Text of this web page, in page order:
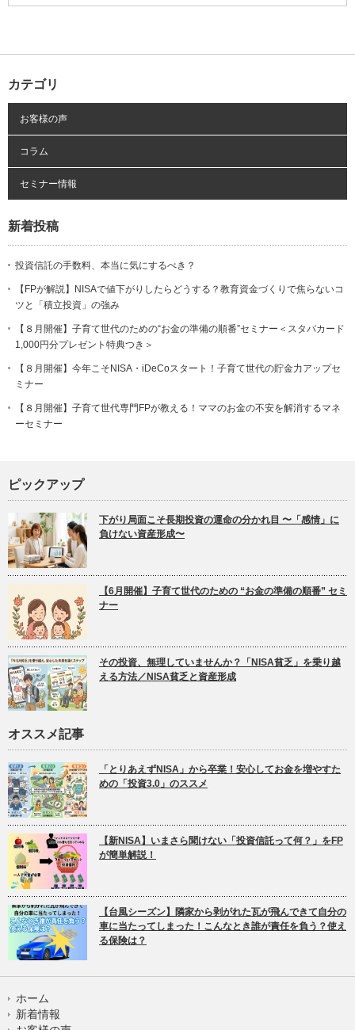
カテゴリ
お客様の声
コラム
セミナー情報
新着投稿
投資信託の手数料、本当に気にするべき？
【FPが解説】NISAで値下がりしたらどうする？教育資金づくりで焦らないコ
ツと「積立投資」の強み
【８月開催】子育て世代のための“お金の準備の順番”セミナー＜スタバカード
1,000円分プレゼント特典つき＞
【８月開催】今年こそNISA・iDeCoスタート！子育て世代の貯金力アップセ
ミナー
【８月開催】子育て世代専門FPが教える！ママのお金の不安を解消するマネ
ーセミナー
ピックアップ
下がり局面こそ長期投資の運命の分かれ目 〜「感情」に
負けない資産形成〜
【6月開催】子育て世代のための “お金の準備の順番” セミ
ナー
その投資、無理していませんか？「NISA貧乏」を乗り越
える方法／NISA貧乏と資産形成
オススメ記事
「とりあえずNISA」から卒業！安心してお金を増やすた
めの「投資3.0」のススメ
【新NISA】いまさら聞けない「投資信託って何？」をFP
が簡単解説！
【台風シーズン】隣家から剥がれた瓦が飛んできて自分の
車に当たってしまった！こんなとき誰が責任を負う？使え
る保険は？
ホーム
新着情報